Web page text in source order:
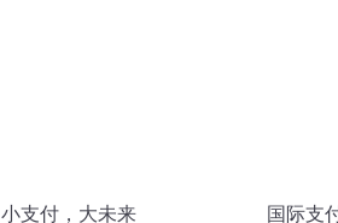
小支付，大未来 国际支